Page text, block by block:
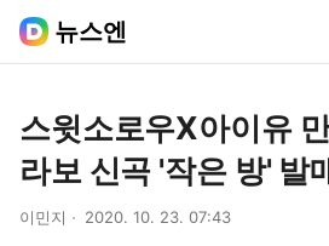
뉴스엔
스윗소로우X아이유
라보 신곡 '작은 방' 발
이민지 2020. 10. 23. 07:43